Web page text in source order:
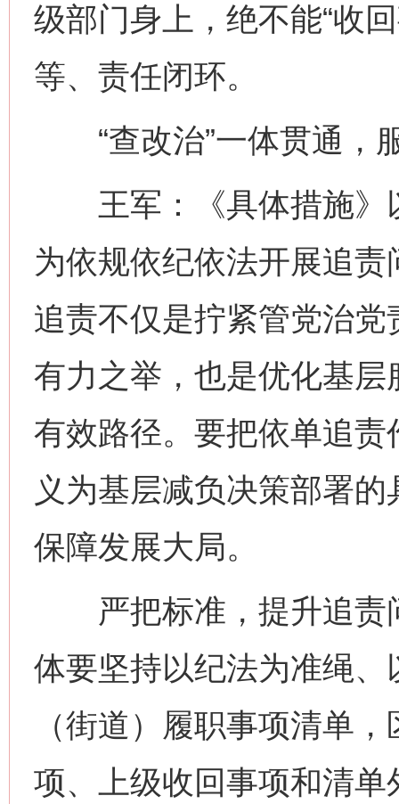
级部门身上，绝不能“收
等、责任闭环。
“查改治”一体贯通，
王军：《具体措施》
为依规依纪依法开展追
追责不仅是拧紧管党治
有力之举，也是优化基
有效路径。要把依单追
义为基层减负决策部署
保障发展大局。
严把标准，提升追责
体要坚持以纪法为准绳
（街道）履职事项清单
项、上级收回事项和清